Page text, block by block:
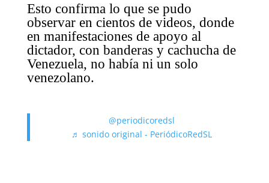
Esto confirma lo que se pudo
observar en cientos de videos, donde
en manifestaciones de apoyo al
dictador, con banderas y cachucha de
Venezuela, no había ni un solo
venezolano.
@periodicoredsl
♬ sonido original - PeriódicoRedSL